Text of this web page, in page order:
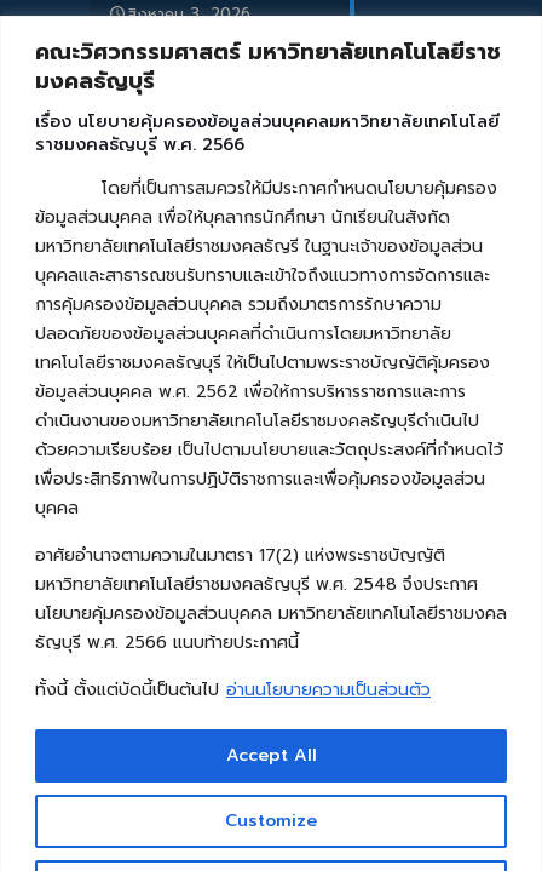
คณะวิศวกรรมศาสตร์ มหาวิทยาลัยเทคโนโลยีราช
มงคลธัญบุรี
เรื่อง นโยบายคุ้มครองข้อมูลส่วนบุคคลมหาวิทยาลัยเทคโนโลยี
ราชมงคลธัญบุรี พ.ศ. 2566
โดยที่เป็นการสมควรให้มีประกาศกำหนดนโยบายคุ้มครอง
ข้อมูลส่วนบุคคล เพื่อให้บุคลากรนักศึกษา นักเรียนในสังกัด
มหาวิทยาลัยเทคโนโลยีราชมงคลธัญรี ในฐานะเจ้าของข้อมูลส่วน
บุคคลและสาธารณชนรับทราบและเข้าใจถึงแนวทางการจัดการและ
การคุ้มครองข้อมูลส่วนบุคคล รวมถึงมาตรการรักษาความ
ปลอดภัยของข้อมูลส่วนบุคคลที่ดำเนินการโดยมหาวิทยาลัย
เทคโนโลยีราชมงคลธัญบุรี ให้เป็นไปตามพระราชบัญญัติคุ้มครอง
ข้อมูลส่วนบุคคล พ.ศ. 2562 เพื่อให้การบริหารราชการและการ
ดำเนินงานของมหาวิทยาลัยเทคโนโลยีราชมงคลธัญบุรีดำเนินไป
ด้วยความเรียบร้อย เป็นไปตามนโยบายและวัตถุประสงค์ที่กำหนดไว้
เพื่อประสิทธิภาพในการปฏิบัติราชการและเพื่อคุ้มครองข้อมูลส่วน
บุคคล
อาศัยอำนาจตามความในมาตรา 17(2) แห่งพระราชบัญญัติ
มหาวิทยาลัยเทคโนโลยีราชมงคลธัญบุรี พ.ศ. 2548 จึงประกาศ
นโยบายคุ้มครองข้อมูลส่วนบุคคล มหาวิทยาลัยเทคโนโลยีราชมงคล
ธัญบุรี พ.ศ. 2566 แนบท้ายประกาศนี้
ทั้งนี้ ตั้งแต่บัดนี้เป็นต้นไป อ่านนโยบายความเป็นส่วนตัว
Customize
Accept All
สิงหาคม 3, 2026
Copyright © 2026 คณะวิศวกรรมศาสตร์ มหาวิทยาลัย
เทคโนโลยีราชมงคลธัญบุรี